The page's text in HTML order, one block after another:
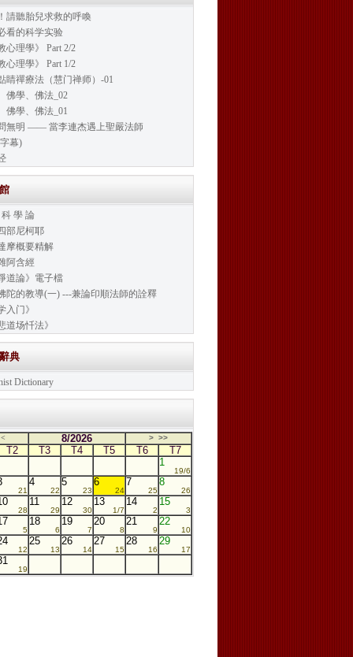
請聽胎兒求救的呼喚
看的科学实验
心理學》 Part 2/2
心理學》 Part 1/2
睛禪療法（慧门禅师）-01
佛學、佛法_02
佛學、佛法_01
無明 —— 當李連杰遇上聖嚴法師
幕)
學 論
部尼柯耶
摩概要精解
阿含經
道論》電子檔
陀的教導(一) ---兼論印順法師的詮釋
入门》
道场忏法》
典
Dictionary
< 8/2026 > >>
T2 T3 T4 T5 T6
T7
1
19/6
21
4
22
5
23
6
24
7
25
8
26
28
11
29
12
30
13
1/7
14
2
15
3
5
18
6
19
7
20
8
21
9
22
10
12
25
13
26
14
27
15
28
16
29
17
19